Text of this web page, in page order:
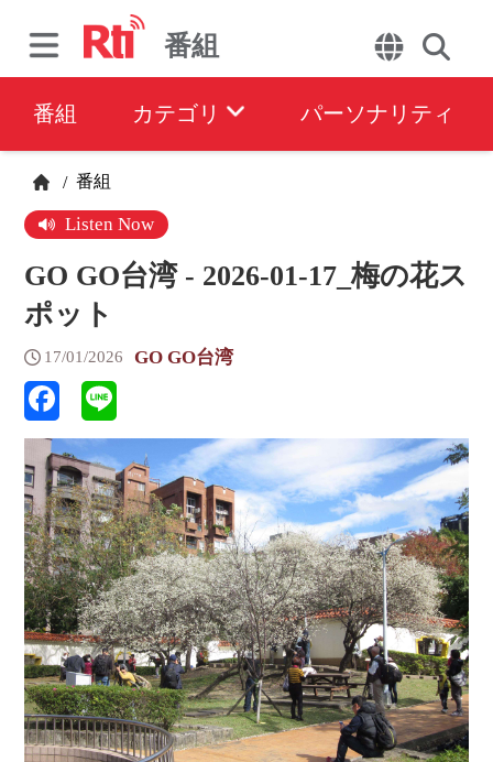
番組
番組 カテゴリ パーソナリティ
/ 番組
Listen Now
GO GO台湾 - 2026-01-17_梅の花ス
ポット
17/01/2026 GO GO台湾